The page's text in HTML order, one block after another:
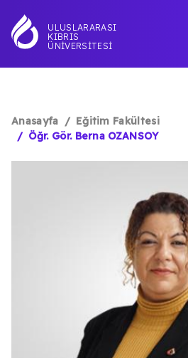
içeriğe
atla
ULUSLARARASI
KIBRIS
ÜNIVERSITESI
SAYFA
YOLU
Anasayfa
Eğitim Fakültesi
Öğr. Gör. Berna OZANSOY